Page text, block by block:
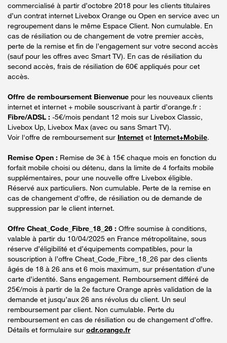
commercialisé à partir d’octobre 2018 pour les clients titulaires
d’un contrat internet Livebox Orange ou Open en service avec un
regroupement dans le même Espace Client. Non cumulable. En
cas de résiliation ou de changement de votre premier accès,
perte de la remise et fin de l’engagement sur votre second accès
(sauf pour les offres avec Smart TV). En cas de résiliation du
second accès, frais de résiliation de 60€ appliqués pour cet
accès.
Offre de remboursement Bienvenue pour les nouveaux clients
internet et internet + mobile souscrivant à partir d’orange.fr :
Fibre/ADSL : -5€/mois pendant 12 mois sur Livebox Classic,
Livebox Up, Livebox Max (avec ou sans Smart TV).
Voir l'offre de remboursement sur Internet et Internet+Mobile.
Remise Open : Remise de 3€ à 15€ chaque mois en fonction du
forfait mobile choisi ou détenu, dans la limite de 4 forfaits mobile
supplémentaires, pour une nouvelle offre Livebox éligible.
Réservé aux particuliers. Non cumulable. Perte de la remise en
cas de changement d'offre, de résiliation ou de demande de
suppression par le client internet.
Offre Cheat_Code_Fibre_18_26 : Offre soumise à conditions,
valable à partir du 10/04/2025 en France métropolitaine, sous
réserve d’éligibilité et d’équipements compatibles, pour la
souscription à l’offre Cheat_Code_Fibre_18_26 par des clients
âgés de 18 à 26 ans et 6 mois maximum, sur présentation d’une
carte d’identité. Sans engagement. Remboursement différé de
25€/mois à partir de la 2e facture Orange après validation de la
demande et jusqu’aux 26 ans révolus du client. Un seul
remboursement par client. Non cumulable. Perte du
remboursement en cas de résiliation ou de changement d’offre.
Détails et formulaire sur odr.orange.fr